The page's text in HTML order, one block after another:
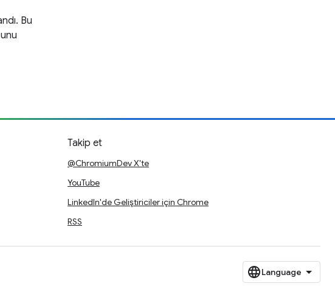
Bu
Takip et
@ChromiumDev X'te
YouTube
LinkedIn'de Geliştiriciler için Chrome
RSS